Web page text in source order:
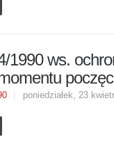
1990 ws.
poniedziałek, 23